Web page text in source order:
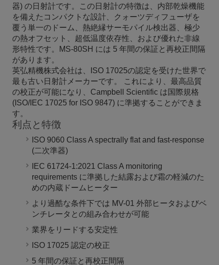
器) の日射計です。この日射計の特徴は、内部乾燥機能
を備えたコンパクトな設計、クォーツディフューザを
覆う単一のドーム、熱絶縁サーモパイル検出器、極少
の熱オフセット、超低温度依存性、および優れた非線
形特性です。MS-80SH には 5 年間の保証と再校正間隔
があります。
英弘精機株式会社は、ISO 17025の認定を受けた世界で
最も古い日射計メーカーです。 これにより、最高品質
の校正が可能になり、Campbell Scientific は国際規格
(ISO/IEC 17025 for ISO 9847) に準拠することができま
す。
利点と特徴
ISO 9060 Class A spectrally flat and fast-response
(二次準器)
IEC 61724-1:2021 Class A monitoring
requirements に準拠した結露および霜の軽減のた
めの内蔵ドームヒーター
より過酷な条件下では MV-01 外部ヒータおよびベ
ンチレータとの組み合わせが可能
業界をリードする安定性
ISO 17025 認定の校正
5 年間の保証と再校正間隔